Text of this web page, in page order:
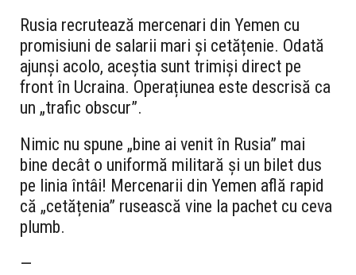
Rusia recrutează mercenari din Yemen cu
promisiuni de salarii mari și cetățenie. Odată
ajunși acolo, aceștia sunt trimiși direct pe
front în Ucraina. Operațiunea este descrisă ca
un „trafic obscur”.
Nimic nu spune „bine ai venit în Rusia” mai
bine decât o uniformă militară și un bilet dus
pe linia întâi! Mercenarii din Yemen află rapid
că „cetățenia” rusească vine la pachet cu ceva
plumb.
—